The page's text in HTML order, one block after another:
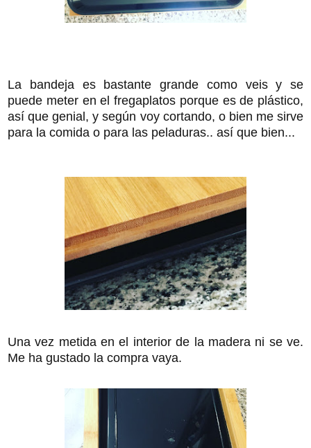
La bandeja es bastante grande como veis y se
puede meter en el fregaplatos porque es de plástico,
así que genial, y según voy cortando, o bien me sirve
para la comida o para las peladuras.. así que bien...
Una vez metida en el interior de la madera ni se ve.
Me ha gustado la compra vaya.